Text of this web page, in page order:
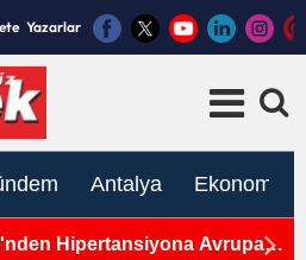
Yazarlar
Antalya Ekonomi
Hipertansiyona Avrupa